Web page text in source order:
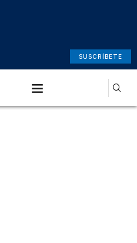
SUSCRÍBETE